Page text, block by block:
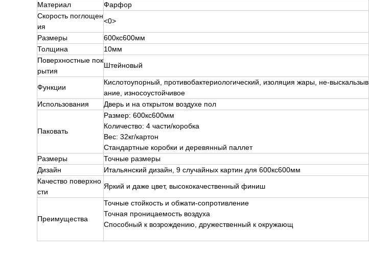
Материал
Фарфор
Скорость поглощен
ия
<0>
Размеры
600кс600мм
Толщина
10мм
Поверхностные пок
рытия
Штейновый
Функции
Кислотоупорный, противобактериологический, изоляция жары, не-выскальзыв
ание, износоустойчивое
Использования
Дверь и на открытом воздухе пол
Паковать
Размер: 600кс600мм
Количество: 4 части/коробка
Вес: 32кг/картон
Стандартные коробки и деревянный паллет
Размеры
Точные размеры
Дизайн
Итальянский дизайн, 9 случайных картин для 600кс600мм
Качество поверхно
сти
Яркий и даже цвет, высококачественный финиш
Преимущества
Точные стойкость и обжати-сопротивление
Точная проницаемость воздуха
Способный к возрождению, дружественный к окружающ